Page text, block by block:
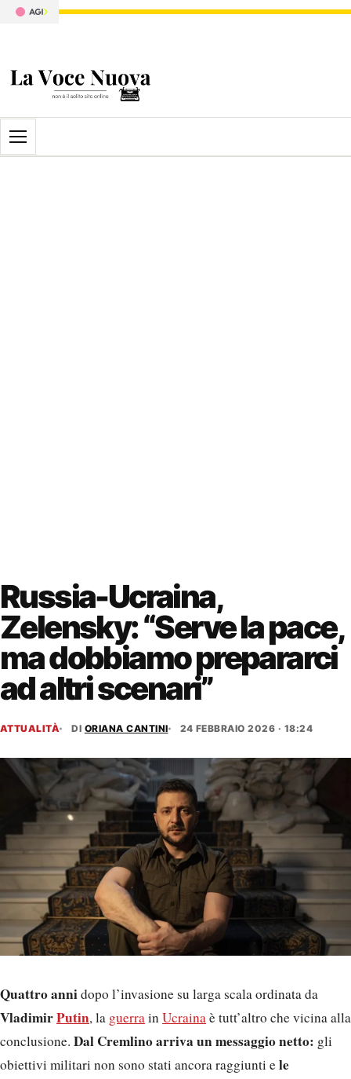
Apri il menu
Russia-Ucraina,
Zelensky: “Serve la pace,
ma dobbiamo prepararci
ad altri scenari”
ATTUALITÀ DI ORIANA CANTINI 24 FEBBRAIO 2026 · 18:24
Quattro annidopo l’invasione su larga scala ordinata da
VladimirPutin, la guerrainUcrainaè tutt’altro che vicina alla
conclusione. Dal Cremlino arriva un messaggio netto: gli
obiettivi militari non sono stati ancora raggiunti ele